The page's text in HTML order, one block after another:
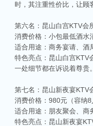
时，其注重性价比，让顾
第六名：昆山白宫KTV会
消费价格：小包最低酒水
适合用途：商务宴请、酒
特色亮点：昆山白宫KTV
一处细节都在诉说着尊贵
第七名：昆山新夜宴KTV
消费价格：980元（容纳8
适合用途：朋友聚会、商
特色亮点：昆山新夜宴